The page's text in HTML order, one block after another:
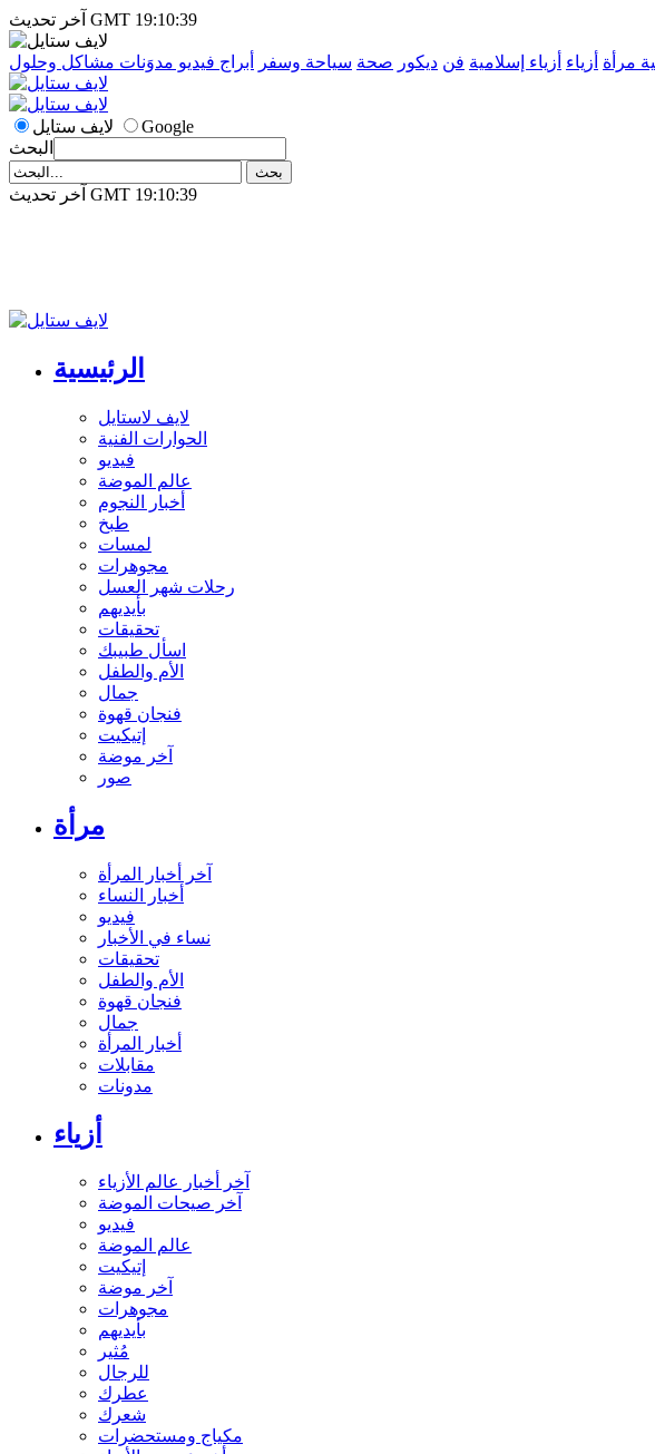
آخر تحديث GMT 19:10:39
مرأة أزياء أزياء إسلامية فن ديكور صحة سياحة وسفر أبراج فيديو مدوَنات مشاكل وحلول
لايف ستايل
Google
البحث
آخر تحديث GMT 19:10:39
الرئيسية
لايف لاستايل
الحوارات الفنية
فيديو
عالم الموضة
أخبار النجوم
طبخ
لمسات
مجوهرات
رحلات شهر العسل
بأيديهم
تحقيقات
اسأل طبيبك
الأم والطفل
جمال
فنجان قهوة
إتيكيت
آخر موضة
صور
مرأة
آخر أخبار المرأة
أخبار النساء
فيديو
نساء في الأخبار
تحقيقات
الأم والطفل
فنجان قهوة
جمال
أخبار المرأة
مقابلات
مدونات
أزياء
آخر أخبار عالم الأزياء
آخر صيحات الموضة
فيديو
عالم الموضة
إتيكيت
آخر موضة
مجوهرات
بأيديهم
مُثير
للرجال
عطرك
شعرك
مكياج ومستحضرات